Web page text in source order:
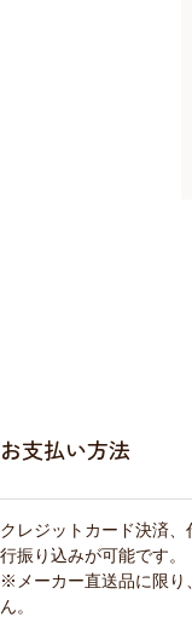
お支払い方法
クレジットカード決済
行振り込みが可能です。
※メーカー直送品に限り
ん。